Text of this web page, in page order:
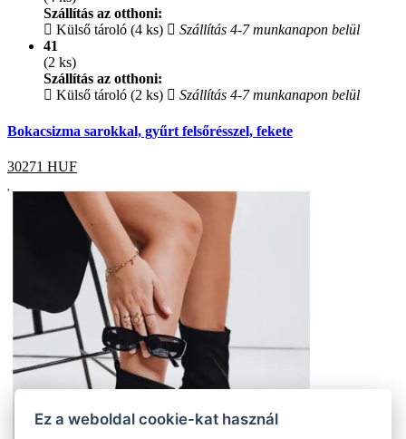
Szállítás az otthoni:
Külső tároló (4 ks)
Szállítás 4-7 munkanapon belül
41
(2 ks)
Szállítás az otthoni:
Külső tároló (2 ks)
Szállítás 4-7 munkanapon belül
Bokacsizma sarokkal, gyűrt felsőrésszel, fekete
30271 HUF
Ez a weboldal cookie-kat használ